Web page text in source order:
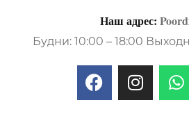
Наш адрес:
Будни: 10:00 – 18:00